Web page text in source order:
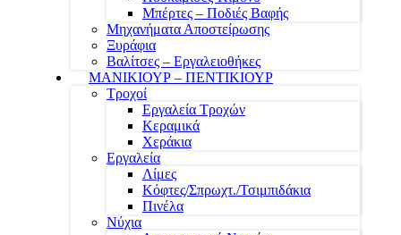
Μπέρτες – Ποδιές Βαφής
Μηχανήματα Αποστείρωσης
Ξυράφια
Βαλίτσες – Εργαλειοθήκες
ΜΑΝΙΚΙΟΥΡ – ΠΕΝΤΙΚΙΟΥΡ
Τροχοί
Εργαλεία Τροχών
Κεραμικά
Χεράκια
Εργαλεία
Λίμες
Κόφτες/Σπρωχτ./Τσιμπιδάκια
Πινέλα
Νύχια